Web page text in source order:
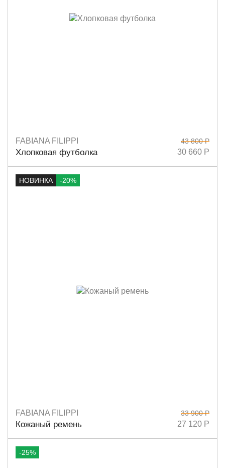
Размеры 42 44
FABIANA FILIPPI
Хлопковая футболка
43 800 Р
30 660 Р
НОВИНКА -20%
РазмерыS
FABIANA FILIPPI
Кожаный ремень
33 900 Р
27 120 Р
-25%